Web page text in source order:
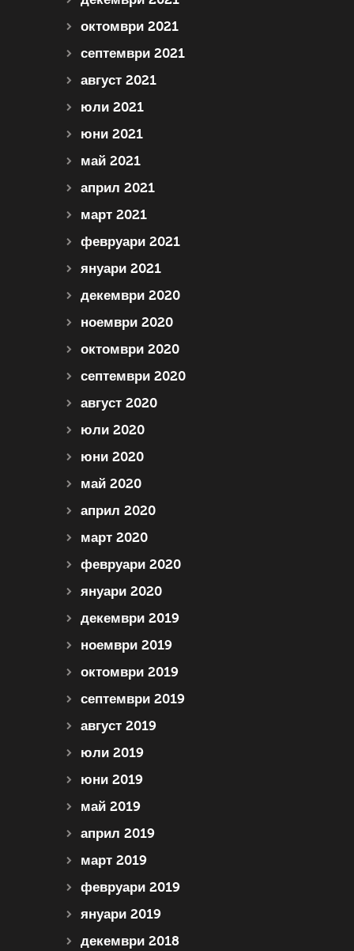
октомври 2021
септември 2021
август 2021
юли 2021
юни 2021
май 2021
април 2021
март 2021
февруари 2021
януари 2021
декември 2020
ноември 2020
октомври 2020
септември 2020
август 2020
юли 2020
юни 2020
май 2020
април 2020
март 2020
февруари 2020
януари 2020
декември 2019
ноември 2019
октомври 2019
септември 2019
август 2019
юли 2019
юни 2019
май 2019
април 2019
март 2019
февруари 2019
януари 2019
декември 2018